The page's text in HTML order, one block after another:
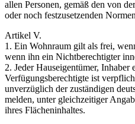
allen Personen, gemäß den von
oder noch festzusetzenden
Artikel V.
1. Ein Wohnraum gilt als frei,
wenn ihn ein Nichtberechtigter
2. Jeder Hauseigentümer, Inhaber
Verfügungsberechtigte ist
unverzüglich der zuständigen
melden, unter gleichzeitiger
ihres Flächeninhaltes.